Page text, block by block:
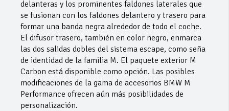
delanteras y los prominentes faldones laterales que
se fusionan con los faldones delantero y trasero para
formar una banda negra alrededor de todo el coche.
El difusor trasero, también en color negro, enmarca
las dos salidas dobles del sistema escape, como seña
de identidad de la familia M. El paquete exterior M
Carbon está disponible como opción. Las posibles
modificaciones de la gama de accesorios BMW M
Performance ofrecen aún más posibilidades de
personalización.